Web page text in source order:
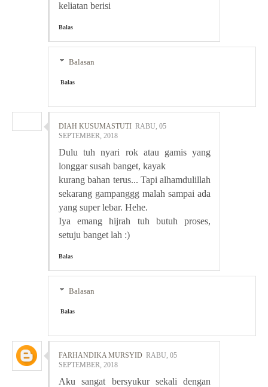
keliatan berisi
Balas
Balasan
Balas
DIAH KUSUMASTUTI RABU, 05
SEPTEMBER, 2018
Dulu tuh nyari rok atau gamis yang
longgar susah banget, kayak
kurang bahan terus... Tapi alhamdulillah
sekarang gampanggg malah sampai ada
yang super lebar. Hehe.
Iya emang hijrah tuh butuh proses,
setuju banget lah :)
Balas
Balasan
Balas
FARHANDIKA MURSYID RABU, 05
SEPTEMBER, 2018
Aku sangat bersyukur sekali dengan